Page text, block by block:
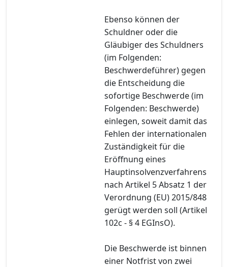
Ebenso können der
Schuldner oder die
Gläubiger des Schuldners
(im Folgenden:
Beschwerdeführer) gegen
die Entscheidung die
sofortige Beschwerde (im
Folgenden: Beschwerde)
einlegen, soweit damit das
Fehlen der internationalen
Zuständigkeit für die
Eröffnung eines
Hauptinsolvenzverfahrens
nach Artikel 5 Absatz 1 der
Verordnung (EU) 2015/848
gerügt werden soll (Artikel
102c - § 4 EGInsO).
Die Beschwerde ist binnen
einer Notfrist von zwei